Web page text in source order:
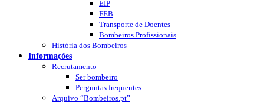
EIP
FEB
Transporte de Doentes
Bombeiros Profissionais
História dos Bombeiros
Informações
Recrutamento
Ser bombeiro
Perguntas frequentes
Arquivo “Bombeiros.pt”